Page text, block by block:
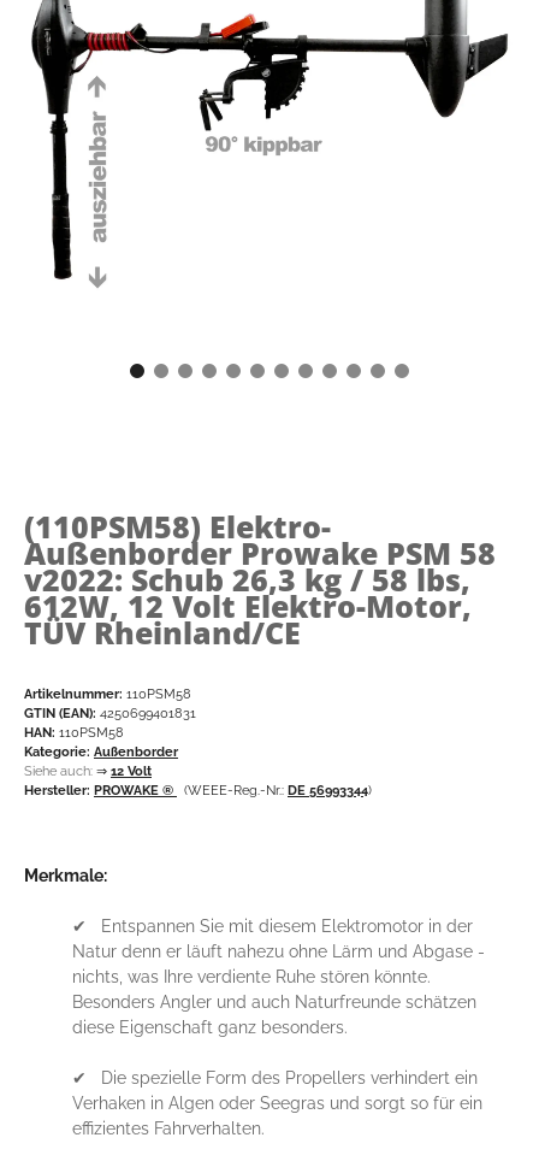
(110PSM58) Elektro-
Außenborder Prowake PSM 58
v2022: Schub 26,3 kg / 58 lbs,
612W, 12 Volt Elektro-Motor,
TÜV Rheinland/CE
Artikelnummer: 110PSM58
GTIN (EAN): 4250699401831
HAN: 110PSM58
Kategorie: Außenborder
Siehe auch: ⇒ 12 Volt
Hersteller: PROWAKE ® (WEEE-Reg.-Nr.: DE 56993344)
Merkmale:
✔ Entspannen Sie mit diesem Elektromotor in der
Natur denn er läuft nahezu ohne Lärm und Abgase -
nichts, was Ihre verdiente Ruhe stören könnte.
Besonders Angler und auch Naturfreunde schätzen
diese Eigenschaft ganz besonders.
✔ Die spezielle Form des Propellers verhindert ein
Verhaken in Algen oder Seegras und sorgt so für ein
effizientes Fahrverhalten.